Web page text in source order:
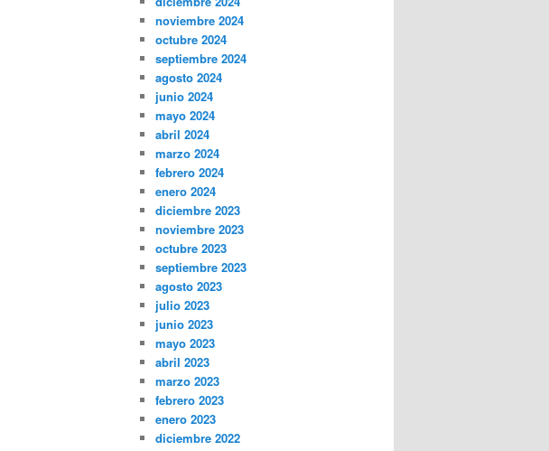
noviembre 2024
octubre 2024
septiembre 2024
agosto 2024
junio 2024
mayo 2024
abril 2024
marzo 2024
febrero 2024
enero 2024
diciembre 2023
noviembre 2023
octubre 2023
septiembre 2023
agosto 2023
julio 2023
junio 2023
mayo 2023
abril 2023
marzo 2023
febrero 2023
enero 2023
diciembre 2022